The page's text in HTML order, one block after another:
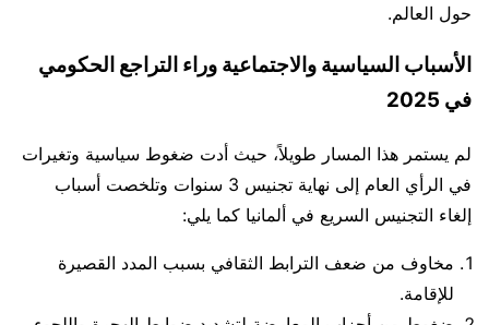
حول العالم.
الأسباب السياسية والاجتماعية وراء التراجع الحكومي
في 2025
لم يستمر هذا المسار طويلاً، حيث أدت ضغوط سياسية وتغيرات
في الرأي العام إلى نهاية تجنيس 3 سنوات وتلخصت أسباب
إلغاء التجنيس السريع في ألمانيا كما يلي:
مخاوف من ضعف الترابط الثقافي بسبب المدد القصيرة
للإقامة.